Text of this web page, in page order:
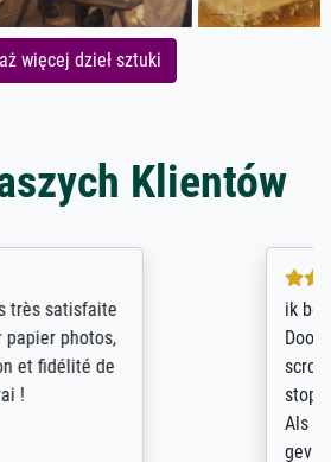
więcej dzieł sztuki
Klientów
zeer positief.
beschikbare kunstenaars
onbegonnen werk (na
het weer van voor af aan).